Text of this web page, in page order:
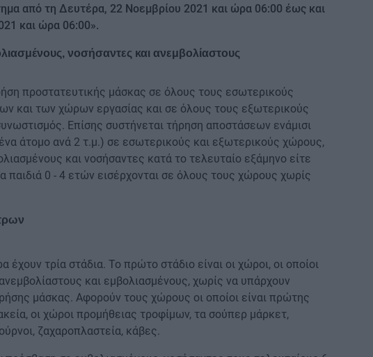
από τη Δευτέρα, 22 Νοεμβρίου 2021 και ώρα 06:00 έως και
και ώρα 06:00».
νοσήσαντες και ανεμβολίαστους
προστατευτικής μάσκας σε όλους τους εσωτερικούς
και των χώρων εργασίας και σε όλους τους εξωτερικούς
Επίσης συστήνεται τήρηση αποστάσεων ενάμισι
άτομο ανά 2 τ.μ.) σε εσωτερικούς και εξωτερικούς χώρους,
και νοσήσαντες κατά το τελευταίο εξάμηνο είτε
παιδιά 0 - 4 ετών εισέρχονται σε όλους τους χώρους χωρίς
τρία στάδια. Το πρώτο στάδιο είναι οι χώροι, οι οποίοι
και εμβολιασμένους, χωρίς να υπάρχουν
μάσκας. Αφορούν τους χώρους οι οποίοι είναι πρώτης
οι χώροι προμήθειας τροφίμων, τα σούπερ μάρκετ,
ζαχαροπλαστεία, κάβες.